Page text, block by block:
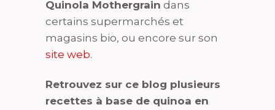
Quinola Mothergrain dans
certains supermarchés et
magasins bio, ou encore sur son
site web.
Retrouvez sur ce blog plusieurs
recettes à base de quinoa en